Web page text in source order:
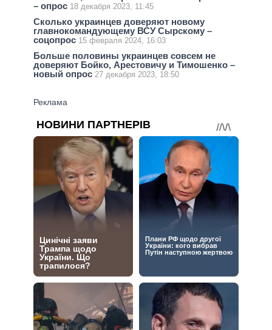
– опрос 18 декабря 2023, 11:45
Сколько украинцев доверяют новому
главнокомандующему ВСУ Сырскому –
соцопрос 15 февраля 2024, 16:03
Больше половины украинцев совсем не
доверяют Бойко, Арестовичу и Тимошенко –
новый опрос 27 декабря 2023, 18:50